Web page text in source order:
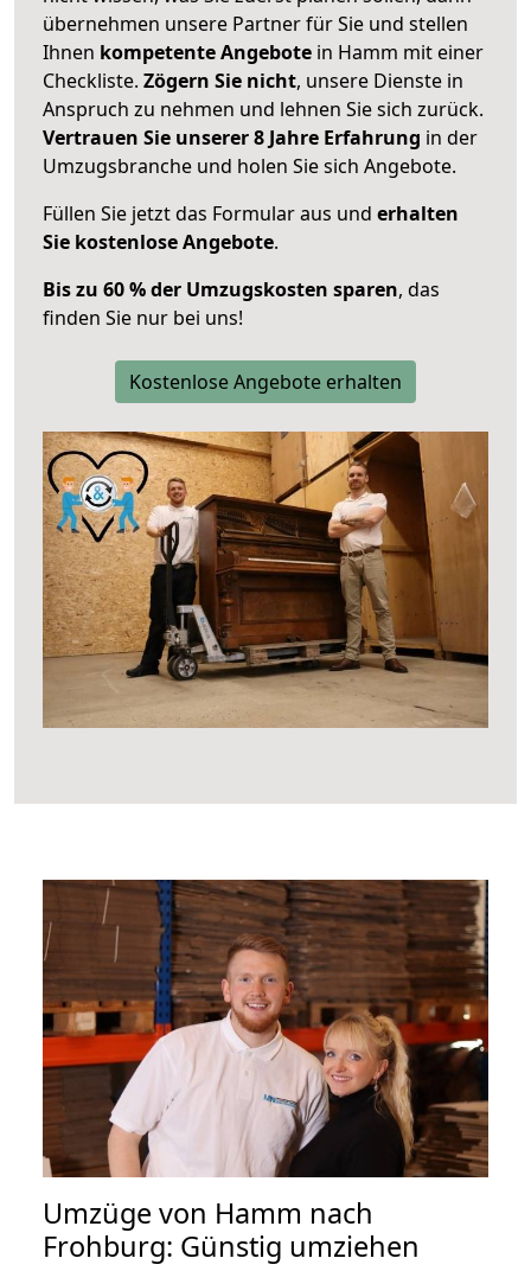
übernehmen unsere Partner für Sie und stellen
Ihnen kompetente Angebote in Hamm mit einer
Checkliste. Zögern Sie nicht, unsere Dienste in
Anspruch zu nehmen und lehnen Sie sich zurück.
Vertrauen Sie unserer 8 Jahre Erfahrung in der
Umzugsbranche und holen Sie sich Angebote.
Füllen Sie jetzt das Formular aus und erhalten
Sie kostenlose Angebote.
Bis zu 60 % der Umzugskosten sparen, das
finden Sie nur bei uns!
Kostenlose Angebote erhalten
Umzüge von Hamm nach
Frohburg: Günstig umziehen